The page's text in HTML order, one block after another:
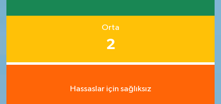
Orta
2
Hassaslar için sağlıksız